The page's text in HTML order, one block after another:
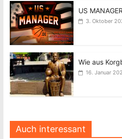
US
3. Oktober
Wie aus
16. Januar
Auch interessant